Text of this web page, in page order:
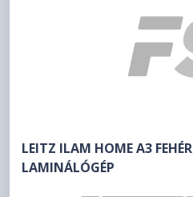
LEITZ ILAM HOME A3 FEHÉR
LAMINÁLÓGÉP